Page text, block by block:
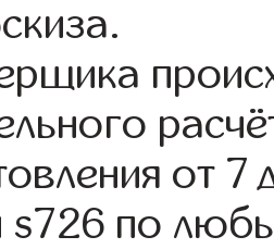
от 7
s726 по